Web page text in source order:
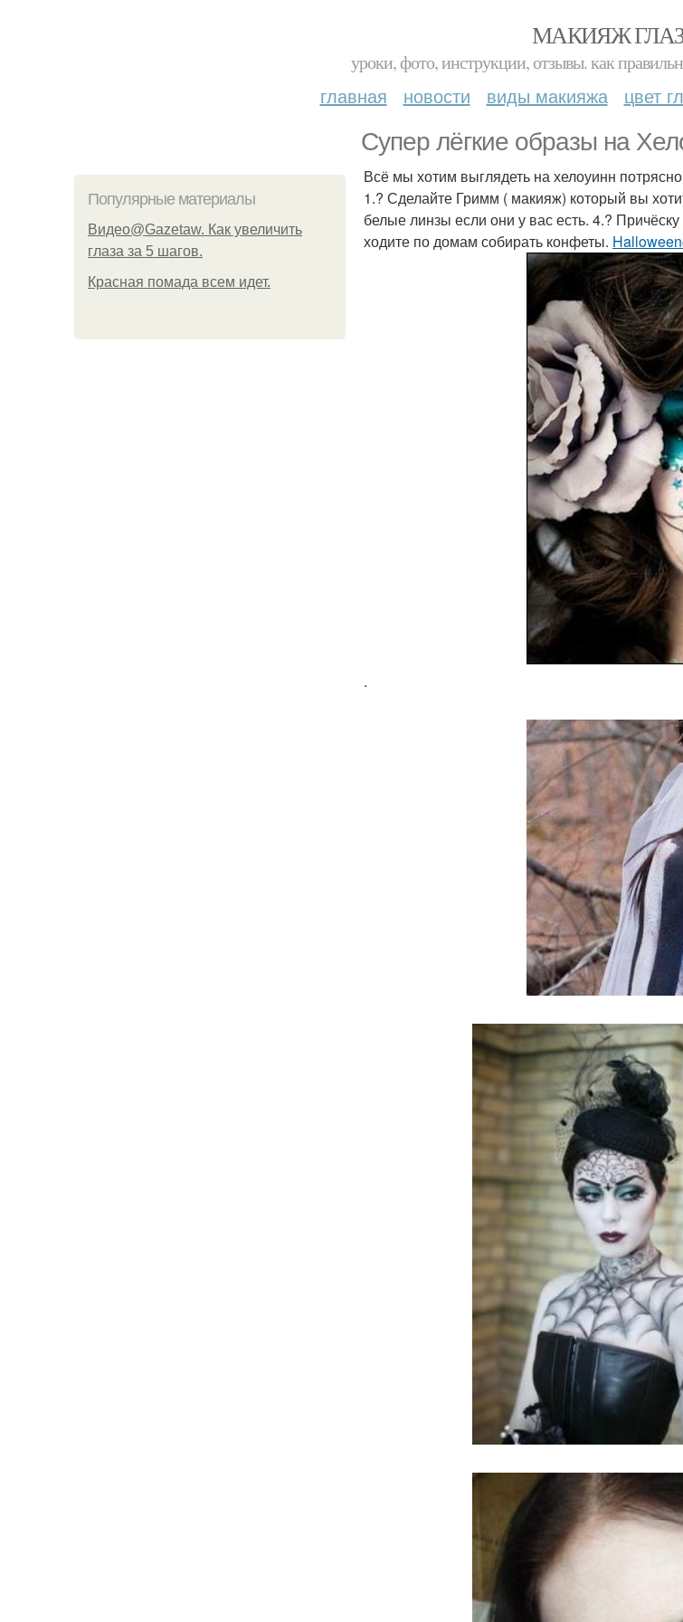
МАКИЯЖ
уроки, фото, инструкции, отзывы. как
главная новости виды макияжа цвет
Супер лёгкие образы на
Популярные материалы
Видео@Gazetaw. Как увеличить
глаза за 5 шагов.
Красная помада всем идет.
Всё мы хотим выглядеть на хелоуинн
1.? Сделайте Гримм ( макияж) который вы
белые линзы если они у вас есть. 4.?
ходите по домам собирать конфеты.
.